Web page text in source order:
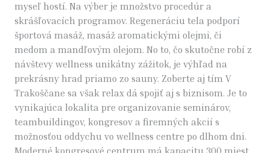
myseľ hostí. Na výber je množstvo procedúr a
skrášľovacích programov. Regeneráciu tela podporí
športová masáž, masáž aromatickými olejmi, či
medom a mandľovým olejom. No to, čo skutočne robí z
návštevy wellness unikátny zážitok, je výhľad na
prekrásny hrad priamo zo sauny. Zoberte aj tím V
Trakoščane sa však relax dá spojiť aj s biznisom. Je to
vynikajúca lokalita pre organizovanie seminárov,
teambuildingov, kongresov a firemných akcií s
možnosťou oddychu vo wellness centre po dlhom dni.
Moderné kongresové centrum má kapacitu 300 miest